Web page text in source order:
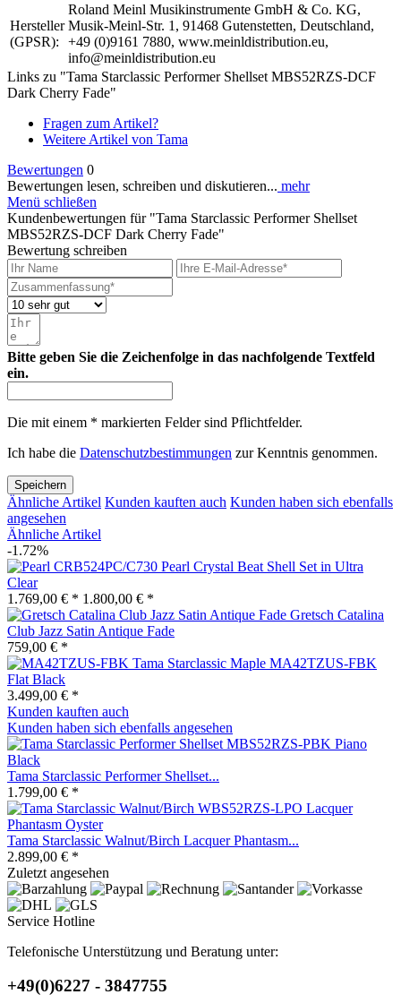
Hersteller
(GPSR):
Roland Meinl Musikinstrumente GmbH & Co. KG,
Musik-Meinl-Str. 1, 91468 Gutenstetten, Deutschland,
+49 (0)9161 7880, www.meinldistribution.eu,
info@meinldistribution.eu
Links zu "Tama Starclassic Performer Shellset MBS52RZS-DCF
Dark Cherry Fade"
Fragen zum Artikel?
Weitere Artikel von Tama
Bewertungen 0
Bewertungen lesen, schreiben und diskutieren... mehr
Menü schließen
Kundenbewertungen für "Tama Starclassic Performer Shellset
MBS52RZS-DCF Dark Cherry Fade"
Bewertung schreiben
Bitte geben Sie die Zeichenfolge in das nachfolgende Textfeld
ein.
Die mit einem * markierten Felder sind Pflichtfelder.
Ich habe die Datenschutzbestimmungen zur Kenntnis genommen.
Speichern
Ähnliche Artikel Kunden kauften auch Kunden haben sich ebenfalls
angesehen
Ähnliche Artikel
-1.72%
Pearl Crystal Beat Shell Set in Ultra
Clear
1.769,00 € * 1.800,00 € *
Gretsch Catalina
Club Jazz Satin Antique Fade
759,00 € *
Tama Starclassic Maple MA42TZUS-FBK
Flat Black
3.499,00 € *
Kunden kauften auch
Kunden haben sich ebenfalls angesehen
Tama Starclassic Performer Shellset...
1.799,00 € *
Tama Starclassic Walnut/Birch Lacquer Phantasm...
2.899,00 € *
Zuletzt angesehen
Service Hotline
Telefonische Unterstützung und Beratung unter:
+49(0)6227 - 3847755